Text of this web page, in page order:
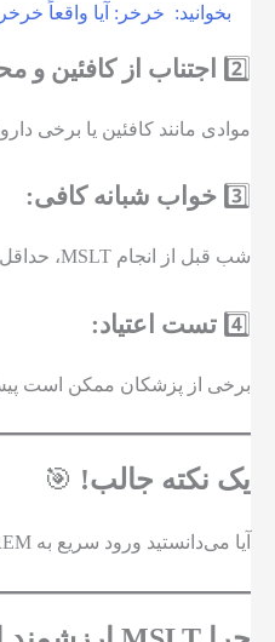
بخوانید: خرخر: آیا واقعاً
2️⃣ اجتناب از کافئین و
موادی مانند کافئین یا برخی
3️⃣ خواب شبانه کافی:
شب قبل از انجام MSLT، حداقل
4️⃣ تست اعتیاد:
برخی از پزشکان ممکن است پیش
یک نکته جالب! 🎯
آیا می‌دانستید ورود سریع به REM (کمتر از ۱۵ دقیقه) یکی از ویژگی‌های منحصربه‌فرد نارکولپسی است؟ این مشخصه باعث شده که MSLT به عنوان یک ابزار طلایی در تشخیص این اختلال شناخته شود.